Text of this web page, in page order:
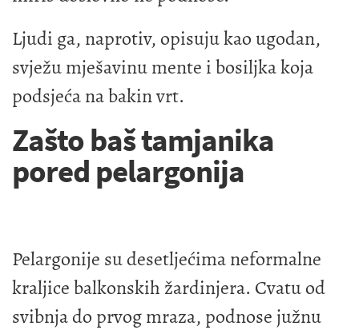
Ljudi ga, naprotiv, opisuju kao ugodan,
svježu mješavinu mente i bosiljka koja
podsjeća na bakin vrt.
Zašto baš tamjanika
pored pelargonija
Pelargonije su desetljećima neformalne
kraljice balkonskih žardinjera. Cvatu od
svibnja do prvog mraza, podnose južnu